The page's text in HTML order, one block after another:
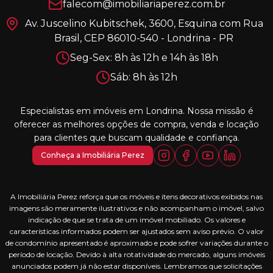
falecom@imobiliariaperez.com.br
Av. Juscelino Kubitschek, 3600, Esquina com Rua
Brasil, CEP 86010-540 - Londrina - PR
Seg-Sex: 8h às 12h e 14h às 18h
Sáb: 8h às 12h
Especialistas em imóveis em Londrina. Nossa missão é
oferecer as melhores opções de compra, venda e locação
para clientes que buscam qualidade e confiança.
Conheça a Imobiliária Perez
A Imobiliária Perez reforça que os móveis e itens decorativos exibidos nas
imagens são meramente ilustrativos e não acompanham o imóvel, salvo
indicação de que se trata de um imóvel mobiliado. Os valores e
características informados podem ser ajustados sem aviso prévio. O valor
de condomínio apresentado é aproximado e pode sofrer variações durante o
período de locação. Devido à alta rotatividade do mercado, alguns imóveis
anunciados podem já não estar disponíveis. Lembramos que solicitações